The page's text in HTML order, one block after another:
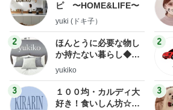
ピ 〜HOME&LIFE〜
yuki (ドキ子）
2
ほんとうに必要な物し
か持たない暮らし◆Ke
ep Life Simple◆〜イ
yukiko
3
１００均・カルディ大
好き！食いしん坊☆き
2
3